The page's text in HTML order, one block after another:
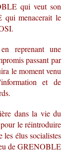
qui veut son
qui menacerait le
reprenant une
passant par
le moment venu
et de
dans la vie du
le réintroduire
les élus socialistes
de GRENOBLE